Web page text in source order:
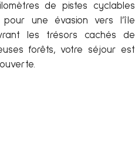
de pistes cyclables
une évasion vers l’île
les trésors cachés de
forêts, votre séjour est